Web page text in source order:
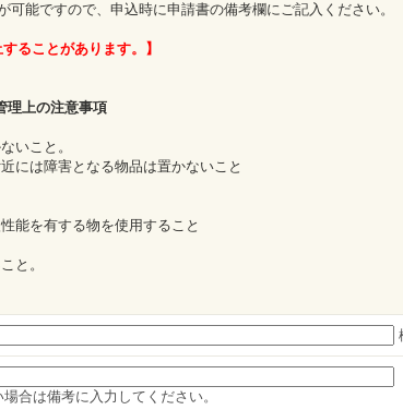
能ですので、申込時に申請書の備考欄にご記入ください。
ることがあります。】
理上の注意事項
いこと。
には障害となる物品は置かないこと
能を有する物を使用すること
と。
合は備考に入力してください。